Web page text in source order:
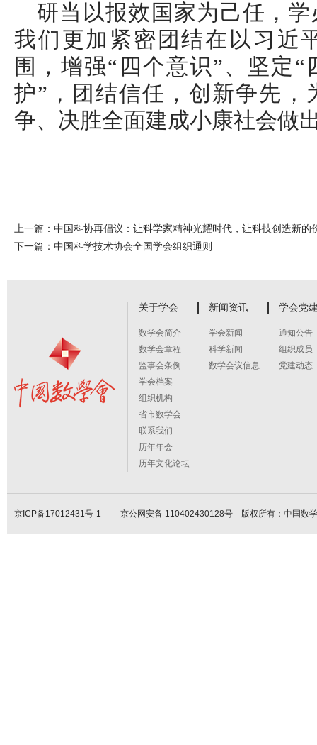
研当以报效国家为己任，
我们更加紧密团结在以习近
围，增强“四个意识”、坚定
护”，团结信任，创新争先，
争、决胜全面建成小康社会做
上一篇： 中国科协再倡议：让科学家精神光耀时代，让科技创造新的
下一篇： 中国科学技术协会全国学会组织通则
关于学会
数学会简介
数学会章程
监事会条例
学会档案
组织机构
省市数学会
联系我们
历年年会
历年文化论坛
新闻资讯
学会新闻
科学新闻
数学会议信息
学会党
通知公告
组织成员
党建动态
京ICP备17012431号-1 京公网安备 110402430128号 版权所有：中国